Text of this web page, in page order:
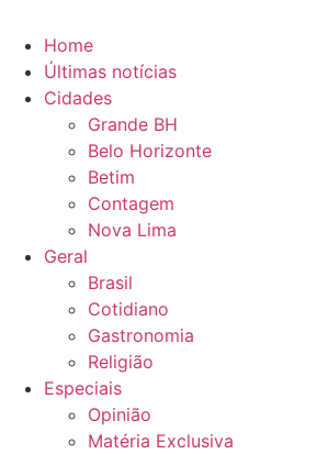
Home
Últimas notícias
Cidades
Grande BH
Belo Horizonte
Betim
Contagem
Nova Lima
Geral
Brasil
Cotidiano
Gastronomia
Religião
Especiais
Opinião
Matéria Exclusiva